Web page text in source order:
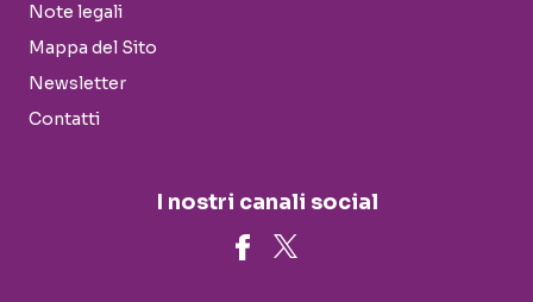
Note legali
Mappa del Sito
Newsletter
Contatti
I nostri canali social